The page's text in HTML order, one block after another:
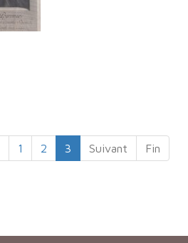
1 2 3 Suivant Fin